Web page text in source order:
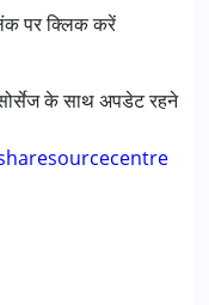
पर क्लिक करें
के साथ अपडेट रहने
एमआर)
17 years ,above 18